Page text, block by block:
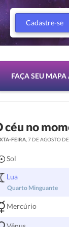
Cadastre-se
FAÇA SEU MAPA
céu no
FEIRA , 7 DE AGOSTO
Sol
Lua
Quarto Minguante
Mercúrio